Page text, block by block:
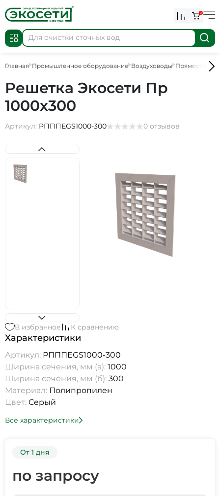
0
Главная Промышленное оборудование Воздуховоды
Решетка Экосети Пр
1000х300
Артикул: РПППEGS1000-300 0 отзывов
В избранное К сравнению
Характеристики
Артикул: РПППEGS1000-300
Ширина сечения, мм (а): 1000
Ширина сечения, мм (б): 300
Материал: Полипропилен
Цвет: Серый
Все характеристики
От 1 дня
по запросу